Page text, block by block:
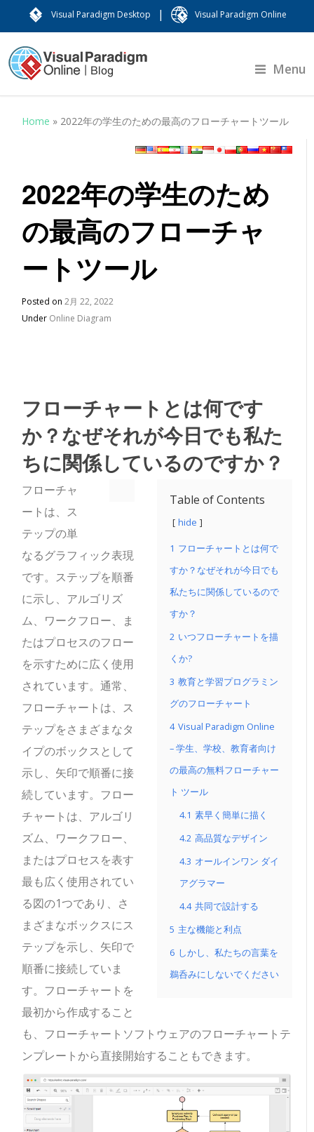
Visual Paradigm Desktop | Visual Paradigm Online
Menu
Home » 2022年の学生のための最高のフローチャートツール
2022年の学生のため
の最高のフローチャ
ートツール
Posted on2月 22, 2022
Under Online Diagram
フローチャートとは何です
か？なぜそれが今日でも私た
ちに関係しているのですか？
Table of Contents
hide
1 フローチャートとは何で
すか？なぜそれが今日でも
私たちに関係しているので
すか？
2 いつフローチャートを描
くか?
3 教育と学習プログラミン
グのフローチャート
4 Visual Paradigm Online
– 学生、学校、教育者向け
の最高の無料フローチャー
ト ツール
4.1 素早く簡単に描く
4.2 高品質なデザイン
4.3 オールインワン ダイ
アグラマー
4.4 共同で設計する
5 主な機能と利点
6 しかし、私たちの言葉を
鵜呑みにしないでください
フローチャ
ートは、ス
テップの単
なるグラフィック表現
です。ステップを順番
に示し、アルゴリズ
ム、ワークフロー、ま
たはプロセスのフロー
を示すために広く使用
されています。通常、
フローチャートは、ス
テップをさまざまなタ
イプのボックスとして
示し、矢印で順番に接
続しています。フロー
チャートは、アルゴリ
ズム、ワークフロー、
またはプロセスを表す
最も広く使用されてい
る図の1つであり、さ
まざまなボックスにス
テップを示し、矢印で
順番に接続していま
す。フローチャートを
最初から作成すること
も、フローチャートソフトウェアのフローチャートテ
ンプレートから直接開始することもできます。